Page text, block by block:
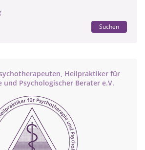
Suchen
Heilpraktiker für
und Psychologischer Berater e.V.